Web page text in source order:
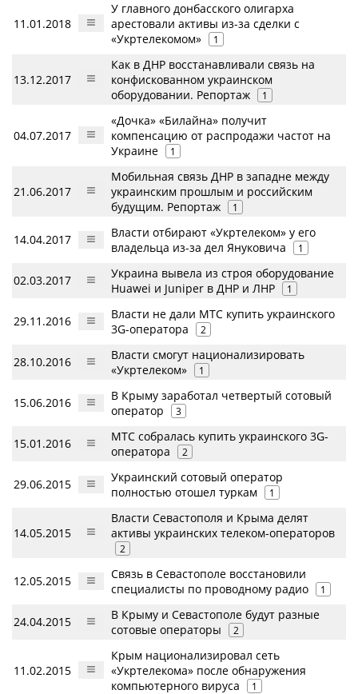
11.01.2018
У главного донбасского олигарха
арестовали активы из-за сделки с
«Укртелекомом»
1
13.12.2017
Как в ДНР восстанавливали связь на
конфискованном украинском
оборудовании. Репортаж
1
04.07.2017
«Дочка» «Билайна» получит
компенсацию от распродажи частот на
Украине
1
21.06.2017
Мобильная связь ДНР в западне между
украинским прошлым и российским
будущим. Репортаж
1
14.04.2017
Власти отбирают «Укртелеком» у его
владельца из-за дел Януковича
1
02.03.2017
Украина вывела из строя оборудование
Huawei и Juniper в ДНР и ЛНР
1
29.11.2016
Власти не дали МТС купить украинского
3G-оператора
2
28.10.2016
Власти смогут национализировать
«Укртелеком»
1
15.06.2016
В Крыму заработал четвертый сотовый
оператор
3
15.01.2016
МТС собралась купить украинского 3G-
оператора
2
29.06.2015
Украинский сотовый оператор
полностью отошел туркам
1
14.05.2015
Власти Севастополя и Крыма делят
активы украинских телеком-операторов
2
12.05.2015
Связь в Севастополе восстановили
специалисты по проводному радио
1
24.04.2015
В Крыму и Севастополе будут разные
сотовые операторы
2
11.02.2015
Крым национализировал сеть
«Укртелекома» после обнаружения
компьютерного вируса
1